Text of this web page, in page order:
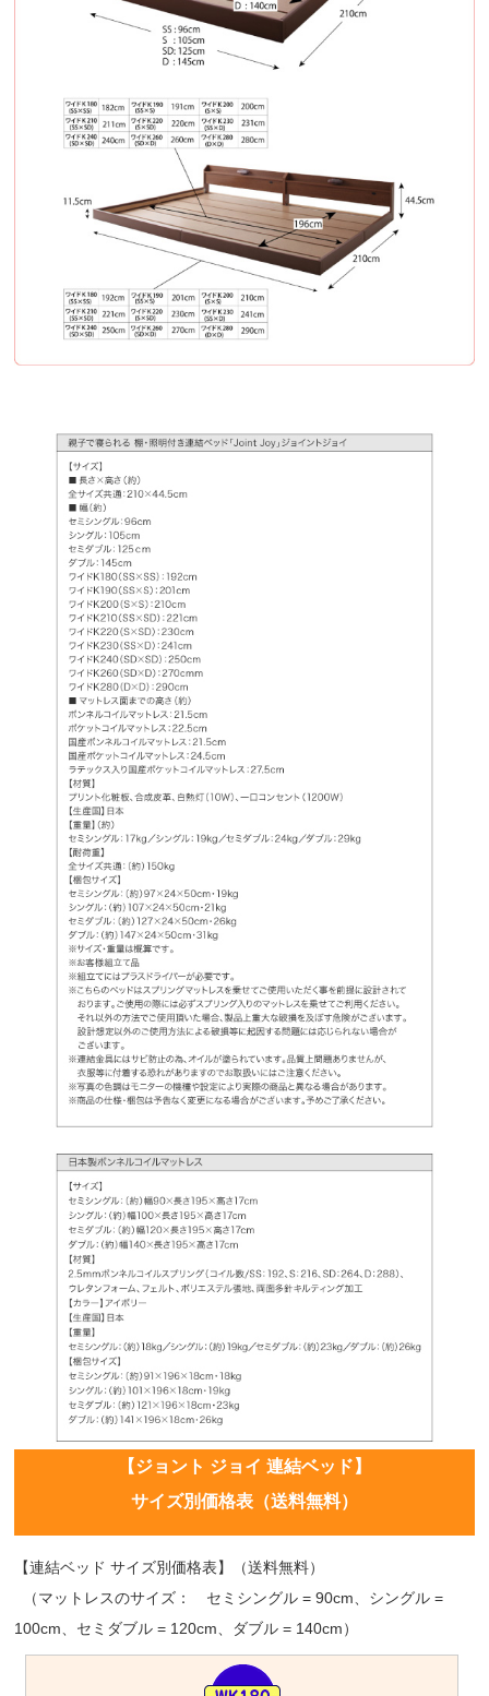
【ジョント ジョイ 連結ベッド】
サイズ別価格表（送料無料）
【連結ベッド サイズ別価格表】（送料無料）
（マットレスのサイズ： セミシングル = 90cm、シングル =
100cm、セミダブル = 120cm、ダブル = 140cm）